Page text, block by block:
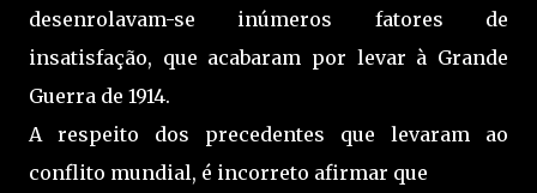
desenrolavam-se inúmeros fatores de
insatisfação, que acabaram por levar à Grande
Guerra de 1914.
A respeito dos precedentes que levaram ao
conflito mundial, é incorreto afirmar que